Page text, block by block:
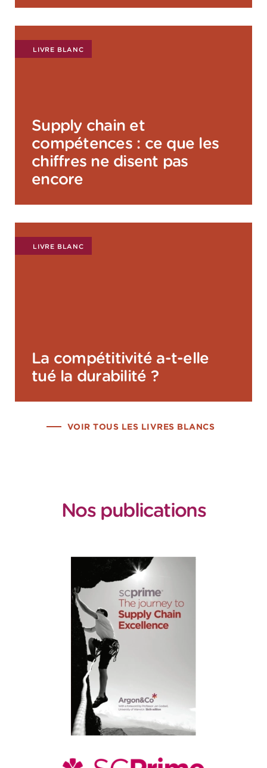
LIVRE BLANC
Supply chain et
compétences : ce que les
chiffres ne disent pas
encore
LIVRE BLANC
La compétitivité a-t-elle
tué la durabilité ?
VOIR TOUS LES LIVRES BLANCS
Nos publications